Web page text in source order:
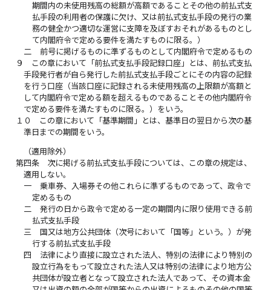
期間内の未使用残高の総額が高額であることその他の前払式支
払手段の利用者の保護に欠け、又は前払式支払手段の発行の業
務の健全かつ適切な運営に支障を及ぼすおそれがあるものとし
て内閣府令で定める要件を満たすものに限る。）
二
前号に掲げるものに準ずるものとして内閣府令で定めるもの
９
この章において「前払式支払手段記録口座」とは、前払式支払
手段発行者が自ら発行した前払式支払手段ごとにその内容の記録
を行う口座（当該口座に記録される未使用残高の上限額が高額と
して内閣府令で定める額を超えるものであることその他内閣府令
で定める要件を満たすものに限る。）をいう。
１０
この章において「基準期間」とは、基準日の翌日から次の基
準日までの期間をいう。
（適用除外）
第四条
次に掲げる前払式支払手段については、この章の規定は、
適用しない。
一
乗車券、入場券その他これらに準ずるものであって、政令で
定めるもの
二
発行の日から政令で定める一定の期間内に限り使用できる前
払式支払手段
三
国又は地方公共団体（次号において「国等」という。）が発
行する前払式支払手段
四
法律により直接に設立された法人、特別の法律により特別の
設立行為をもって設立された法人又は特別の法律により地方公
共団体が設立者となって設立された法人であって、その資本金